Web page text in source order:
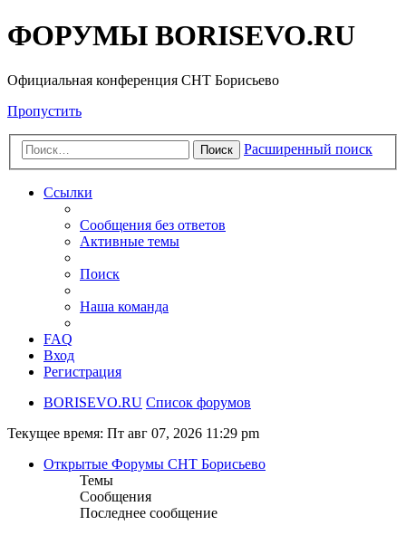
ФОРУМЫ BORISEVO.RU
Официальная конференция СНТ Борисьево
Пропустить
Поиск Расширенный поиск
Ссылки
Сообщения без ответов
Активные темы
Поиск
Наша команда
FAQ
Вход
Регистрация
BORISEVO.RU Список форумов
Текущее время: Пт авг 07, 2026 11:29 pm
Открытые Форумы СНТ Борисьево
Темы
Сообщения
Последнее сообщение